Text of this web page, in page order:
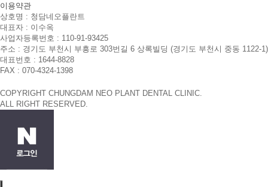
이용약관
상호명 : 청담네오플란트
대표자 : 이수옥
사업자등록번호 : 110-91-93425
주소 : 경기도 부천시 부흥로 303번길 6 상록빌딩 (경기도 부천시 중동 1122-1)
대표번호 : 1644-8828
FAX : 070-4324-1398
COPYRIGHT CHUNGDAM NEO PLANT DENTAL CLINIC.
ALL RIGHT RESERVED.